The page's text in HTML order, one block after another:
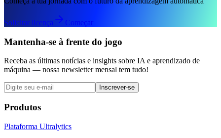
Solicitar licença Começar
Mantenha-se à frente do jogo
Receba as últimas notícias e insights sobre IA e aprendizado de
máquina — nossa newsletter mensal tem tudo!
Inscrever-se
Produtos
Plataforma Ultralytics